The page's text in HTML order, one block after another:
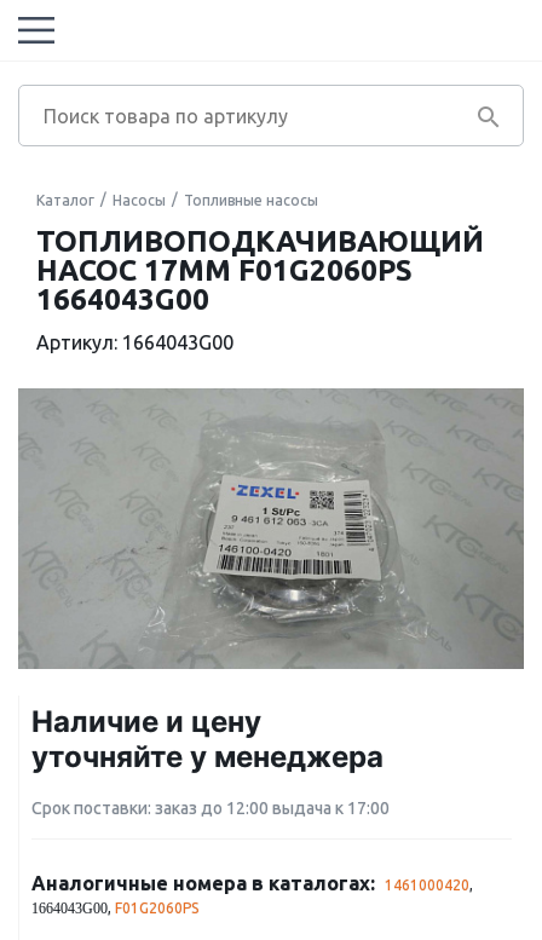
Каталог Насосы Топливные насосы
ТОПЛИВОПОДКАЧИВАЮЩИЙ
НАСОС 17MM F01G2060PS
1664043G00
Артикул: 1664043G00
Наличие и цену
уточняйте у менеджера
Срок поставки: заказ до 12:00 выдача к 17:00
Аналогичные номера в каталогах: 1461000420,
1664043G00, F01G2060PS